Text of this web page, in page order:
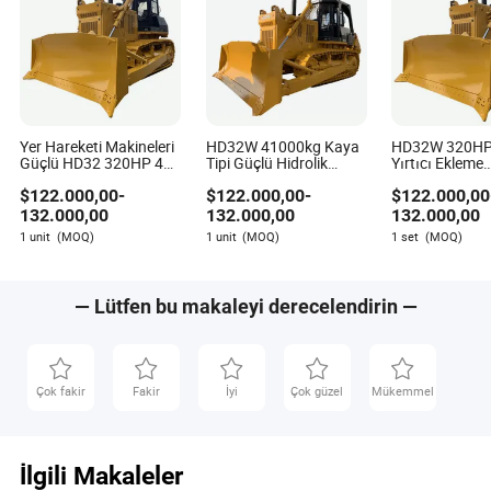
Daha düşük zemin basıncı toprak sıkışmasını azaltır.
Daha düşük ilk satın alma ve bakım maliyetleri.
Sık sık yeniden konumlandırma gerektiren
uygulamalar için idealdir.
Yer Hareketi Makineleri
Güçlü HD32 320HP 40t
Madencilik için Ripper
$122.000,00-
132.000,00
1 unit (MOQ)
HD32W 41000kg Kaya
Tipi Güçlü Hidrolik
$122.000,00-
132.000,00
1 unit (MOQ)
HD32W
Yırtıcı Ekleme
Tarayıcı
Çekiş ile
$122.000,00
132.000,00
1 set (MOQ)
— Lütfen bu makaleyi derecelendirin —
Çok fakir Fakir İyi Çok güzel Mükemmel
İlgili Makaleler